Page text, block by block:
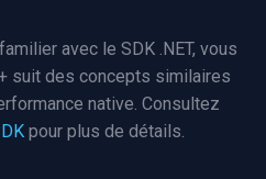
IA
Unity
Guides
Tutoriels vidéo
Encodeurs vidéo
Décodeurs vidéo
Foscam
TP-Link
Réglages matériels
Capture MPEG-2
avec le SDK .NET, vous
suit des concepts similaires
native. Consultez
pour plus de détails.